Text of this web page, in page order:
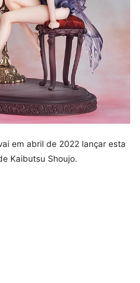
em abril de 2022 lançar esta
Kaibutsu Shoujo.